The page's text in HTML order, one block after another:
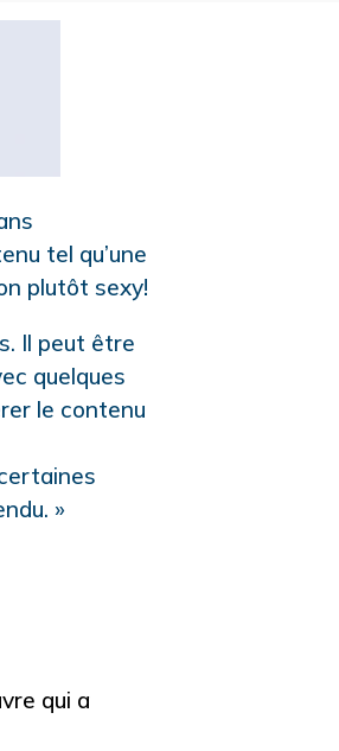
tel qu’une
plutôt sexy!
Il peut être
quelques
le contenu
»
qui a